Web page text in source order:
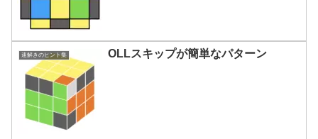
速解きのヒント集 OLLスキップが簡単なパターン